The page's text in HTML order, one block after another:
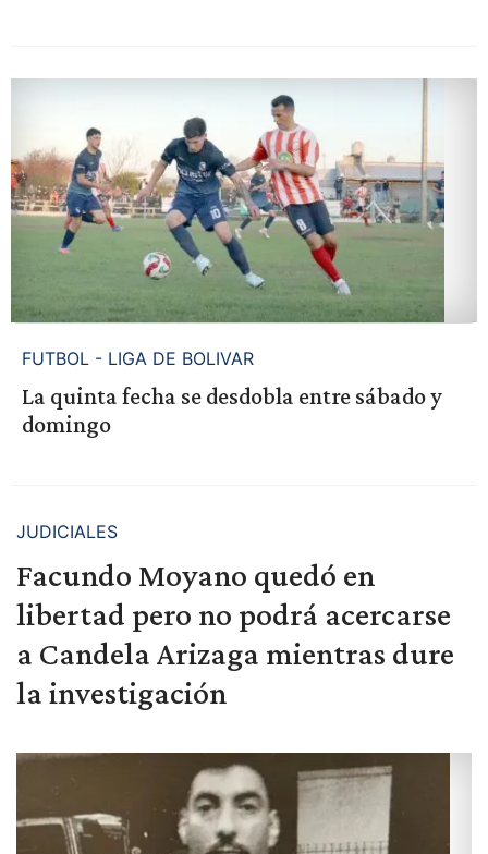
FUTBOL - LIGA DE BOLIVAR
La quinta fecha se desdobla entre sábado y
domingo
JUDICIALES
Facundo Moyano quedó en
libertad pero no podrá acercarse
a Candela Arizaga mientras dure
la investigación